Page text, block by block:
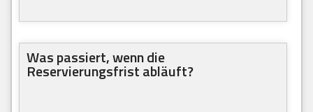
Was passiert, wenn die
Reservierungsfrist abläuft?